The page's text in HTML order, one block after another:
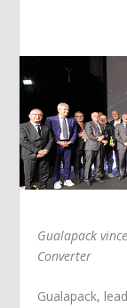
Gualapack
Converter
Gualapack,